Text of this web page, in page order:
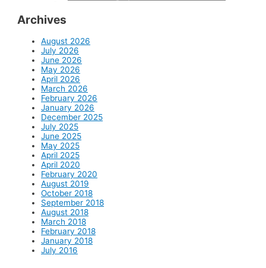
Archives
August 2026
July 2026
June 2026
May 2026
April 2026
March 2026
February 2026
January 2026
December 2025
July 2025
June 2025
May 2025
April 2025
April 2020
February 2020
August 2019
October 2018
September 2018
August 2018
March 2018
February 2018
January 2018
July 2016